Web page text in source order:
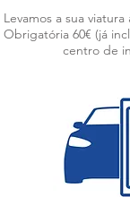
Levamos a sua
Obrigatória 60€ (já
centro de